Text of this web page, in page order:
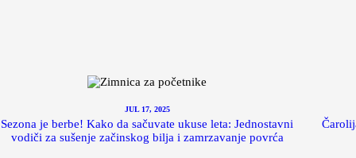
JUL 17, 2025
Sezona je berbe! Kako da sačuvate ukuse leta: Jednostavni
vodiči za sušenje začinskog bilja i zamrzavanje povrća